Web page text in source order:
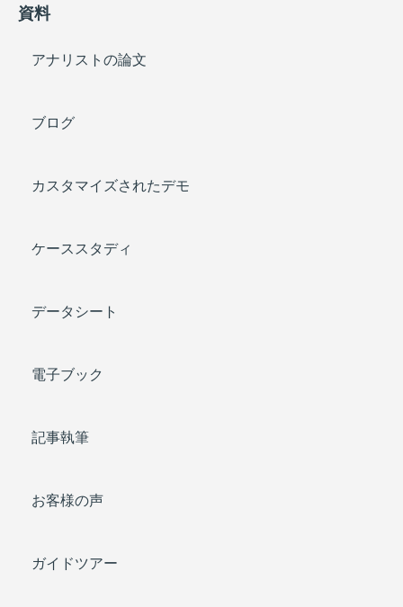
資料
アナリストの論文
ブログ
カスタマイズされたデモ
ケーススタディ
データシート
電子ブック
記事執筆
お客様の声
ガイドツアー